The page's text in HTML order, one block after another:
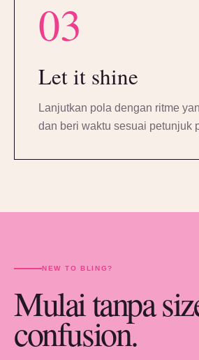
03
Let it shine
Lanjutkan pola dengan ritme
dan beri waktu sesuai petunjuk
NEW TO BLING?
Mulai tanpa
confusion.